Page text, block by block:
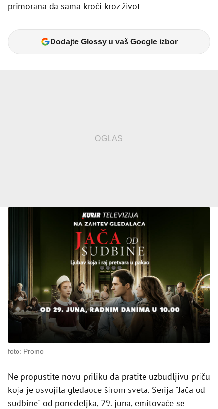
primorana da sama kroči kroz život
Dodajte Glossy u vaš Google izbor
foto: Promo
Ne propustite novu priliku da pratite uzbudljivu priču
koja je osvojila gledaoce širom sveta. Serija "Jača od
sudbine" od ponedeljka, 29. juna, emitovaće se